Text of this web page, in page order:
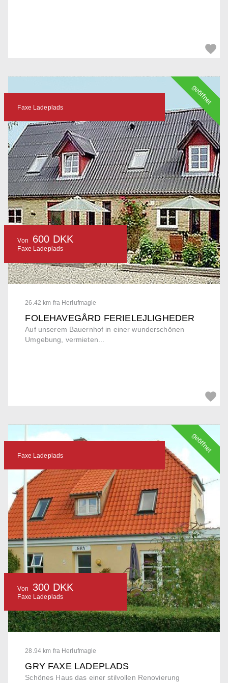
26.42 km fra Herlufmagle
FOLEHAVEGÅRD FERIELEJLIGHEDER
Auf unserem Bauernhof in einer wunderschönen
Umgebung, vermieten...
Faxe Ladeplads
Von 600 DKK
Faxe Ladeplads
geöffnet
28.94 km fra Herlufmagle
GRY FAXE LADEPLADS
Schönes Haus das einer stilvollen Renovierung
Faxe Ladeplads
Von 300 DKK
Faxe Ladeplads
geöffnet